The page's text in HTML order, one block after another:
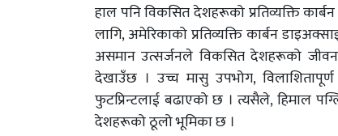
हाल पनि विकसित देशहरूको प्रतिव्यक्ति
लागि, अमेरिकाको प्रतिव्यक्ति कार्बन
असमान उत्सर्जनले विकसित देशहरूको
देखाउँछ । उच्च मासु उपभोग,
फुटप्रिन्टलाई बढाएको छ । त्यसैले, हिमाल
देशहरूको ठूलो भूमिका छ ।